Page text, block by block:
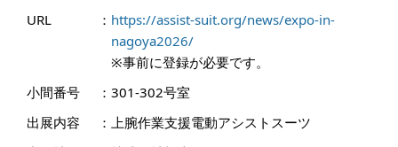
URL ： https://assist-suit.org/news/expo-in-
nagoya2026/
※事前に登録が必要です。
小間番号
： 301-302号室
出展内容
： 上腕作業支援電動アシストスーツ